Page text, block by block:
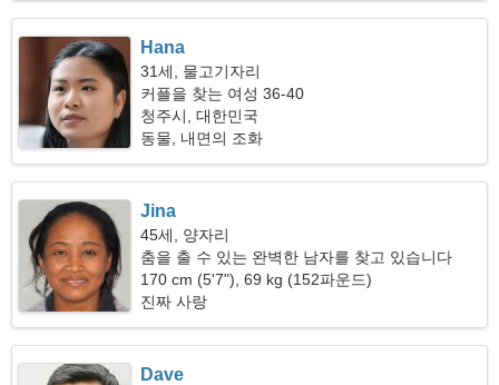
Hana
31세, 물고기자리
커플을 찾는 여성 36-40
청주시, 대한민국
동물, 내면의 조화
Jina
45세, 양자리
춤을 출 수 있는 완벽한 남자를 찾고 있습니다
170 cm (5'7"), 69 kg (152파운드)
진짜 사랑
Dave